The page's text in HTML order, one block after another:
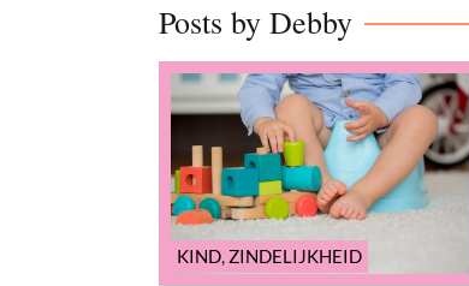
Posts by Debby
KIND, ZINDELIJKHEID